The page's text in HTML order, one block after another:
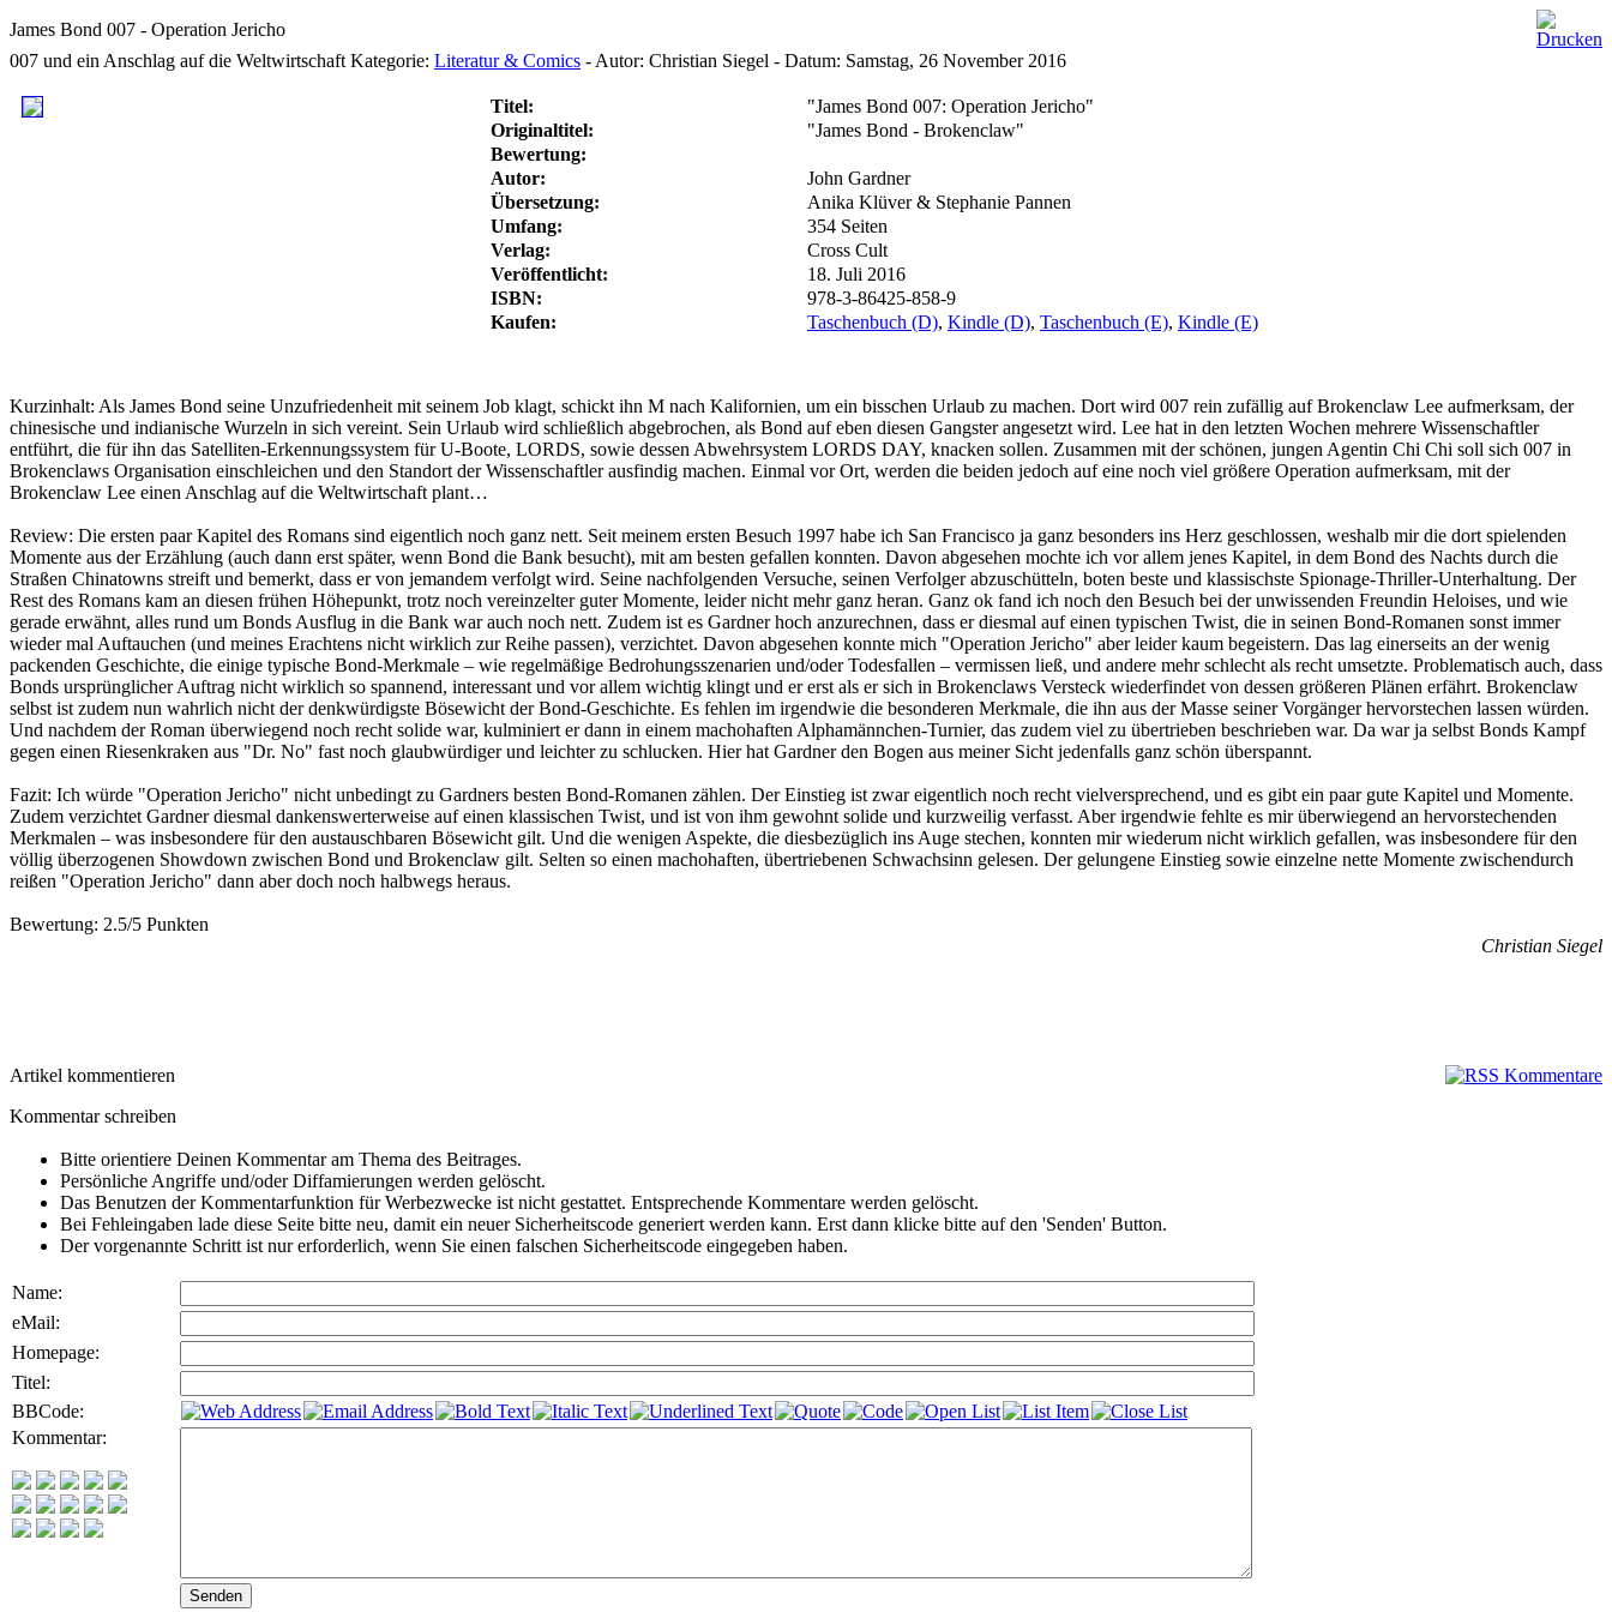
James Bond 007 - Operation Jericho
007 und ein Anschlag auf die Weltwirtschaft Kategorie: Literatur & Comics - Autor: Christian Siegel - Datum: Samstag, 26 November 2016
Titel:
"James Bond 007: Operation Jericho"
Originaltitel:
"James Bond - Brokenclaw"
Bewertung:
Autor:
John Gardner
Übersetzung:
Anika Klüver & Stephanie Pannen
Umfang:
354 Seiten
Verlag:
Cross Cult
Veröffentlicht:
18. Juli 2016
ISBN:
978-3-86425-858-9
Kaufen:
Taschenbuch (D), Kindle (D), Taschenbuch (E), Kindle (E)
Kurzinhalt: Als James Bond seine Unzufriedenheit mit seinem Job klagt, schickt ihn M nach Kalifornien, um ein bisschen Urlaub zu machen. Dort wird 007 rein zufällig auf Brokenclaw Lee aufmerksam, der
chinesische und indianische Wurzeln in sich vereint. Sein Urlaub wird schließlich abgebrochen, als Bond auf eben diesen Gangster angesetzt wird. Lee hat in den letzten Wochen mehrere Wissenschaftler
entführt, die für ihn das Satelliten-Erkennungssystem für U-Boote, LORDS, sowie dessen Abwehrsystem LORDS DAY, knacken sollen. Zusammen mit der schönen, jungen Agentin Chi Chi soll sich 007 in
Brokenclaws Organisation einschleichen und den Standort der Wissenschaftler ausfindig machen. Einmal vor Ort, werden die beiden jedoch auf eine noch viel größere Operation aufmerksam, mit der
Brokenclaw Lee einen Anschlag auf die Weltwirtschaft plant…
Review: Die ersten paar Kapitel des Romans sind eigentlich noch ganz nett. Seit meinem ersten Besuch 1997 habe ich San Francisco ja ganz besonders ins Herz geschlossen, weshalb mir die dort spielenden
Momente aus der Erzählung (auch dann erst später, wenn Bond die Bank besucht), mit am besten gefallen konnten. Davon abgesehen mochte ich vor allem jenes Kapitel, in dem Bond des Nachts durch die
Straßen Chinatowns streift und bemerkt, dass er von jemandem verfolgt wird. Seine nachfolgenden Versuche, seinen Verfolger abzuschütteln, boten beste und klassischste Spionage-Thriller-Unterhaltung. Der
Rest des Romans kam an diesen frühen Höhepunkt, trotz noch vereinzelter guter Momente, leider nicht mehr ganz heran. Ganz ok fand ich noch den Besuch bei der unwissenden Freundin Heloises, und wie
gerade erwähnt, alles rund um Bonds Ausflug in die Bank war auch noch nett. Zudem ist es Gardner hoch anzurechnen, dass er diesmal auf einen typischen Twist, die in seinen Bond-Romanen sonst immer
wieder mal Auftauchen (und meines Erachtens nicht wirklich zur Reihe passen), verzichtet. Davon abgesehen konnte mich "Operation Jericho" aber leider kaum begeistern. Das lag einerseits an der wenig
packenden Geschichte, die einige typische Bond-Merkmale – wie regelmäßige Bedrohungsszenarien und/oder Todesfallen – vermissen ließ, und andere mehr schlecht als recht umsetzte. Problematisch auch, dass
Bonds ursprünglicher Auftrag nicht wirklich so spannend, interessant und vor allem wichtig klingt und er erst als er sich in Brokenclaws Versteck wiederfindet von dessen größeren Plänen erfährt. Brokenclaw
selbst ist zudem nun wahrlich nicht der denkwürdigste Bösewicht der Bond-Geschichte. Es fehlen im irgendwie die besonderen Merkmale, die ihn aus der Masse seiner Vorgänger hervorstechen lassen würden.
Und nachdem der Roman überwiegend noch recht solide war, kulminiert er dann in einem machohaften Alphamännchen-Turnier, das zudem viel zu übertrieben beschrieben war. Da war ja selbst Bonds Kampf
gegen einen Riesenkraken aus "Dr. No" fast noch glaubwürdiger und leichter zu schlucken. Hier hat Gardner den Bogen aus meiner Sicht jedenfalls ganz schön überspannt.
Fazit: Ich würde "Operation Jericho" nicht unbedingt zu Gardners besten Bond-Romanen zählen. Der Einstieg ist zwar eigentlich noch recht vielversprechend, und es gibt ein paar gute Kapitel und Momente.
Zudem verzichtet Gardner diesmal dankenswerterweise auf einen klassischen Twist, und ist von ihm gewohnt solide und kurzweilig verfasst. Aber irgendwie fehlte es mir überwiegend an hervorstechenden
Merkmalen – was insbesondere für den austauschbaren Bösewicht gilt. Und die wenigen Aspekte, die diesbezüglich ins Auge stechen, konnten mir wiederum nicht wirklich gefallen, was insbesondere für den
völlig überzogenen Showdown zwischen Bond und Brokenclaw gilt. Selten so einen machohaften, übertriebenen Schwachsinn gelesen. Der gelungene Einstieg sowie einzelne nette Momente zwischendurch
reißen "Operation Jericho" dann aber doch noch halbwegs heraus.
Bewertung: 2.5/5 Punkten
Christian Siegel
Artikel kommentieren
Kommentar schreiben
Bitte orientiere Deinen Kommentar am Thema des Beitrages.
Persönliche Angriffe und/oder Diffamierungen werden gelöscht.
Das Benutzen der Kommentarfunktion für Werbezwecke ist nicht gestattet. Entsprechende Kommentare werden gelöscht.
Bei Fehleingaben lade diese Seite bitte neu, damit ein neuer Sicherheitscode generiert werden kann. Erst dann klicke bitte auf den 'Senden' Button.
Der vorgenannte Schritt ist nur erforderlich, wenn Sie einen falschen Sicherheitscode eingegeben haben.
Name:
eMail:
Homepage:
Titel:
BBCode:
Kommentar: